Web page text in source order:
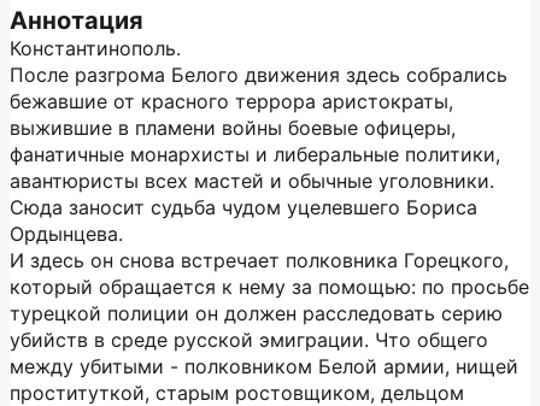
Аннотация
Константинополь.
После разгрома Белого движения здесь собрались
бежавшие от красного террора аристократы,
выжившие в пламени войны боевые офицеры,
фанатичные монархисты и либеральные политики,
авантюристы всех мастей и обычные уголовники.
Сюда заносит судьба чудом уцелевшего Бориса
Ордынцева.
И здесь он снова встречает полковника Горецкого,
который обращается к нему за помощью: по просьбе
турецкой полиции он должен расследовать серию
убийств в среде русской эмиграции. Что общего
между убитыми - полковником Белой армии, нищей
проституткой, старым ростовщиком, дельцом